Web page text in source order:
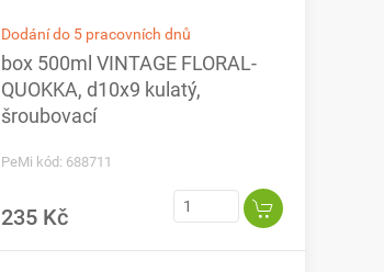
Dodání do 5 pracovních dnů
box 500ml VINTAGE FLORAL-
QUOKKA, d10x9 kulatý,
šroubovací
PeMi kód: 688711
235 Kč